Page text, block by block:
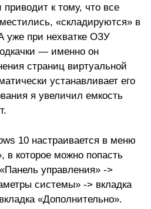
к тому, что все
«складируются» в
уже при нехватке ОЗУ
— именно он
страниц виртуальной
устанавливает его
я увеличил емкость
10 настраивается в меню
в которое можно попасть
управления» ->
системы» -> вкладка
«Дополнительно».